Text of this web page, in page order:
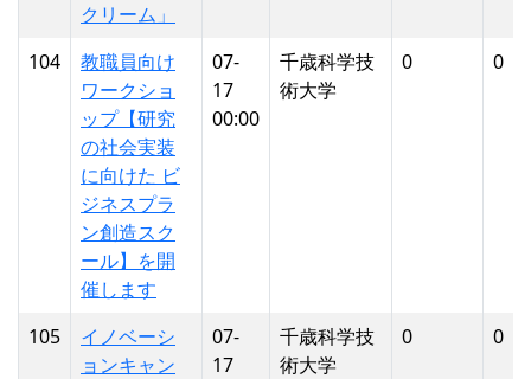
クリーム」
104
教職員向け
ワークショ
ップ【研究
の社会実装
に向けた ビ
ジネスプラ
ン創造スク
ール】を開
催します
07-
17
00:00
千歳科学技
術大学
0 0
105
イノベーシ
ョンキャン
07-
17
千歳科学技
術大学
0 0